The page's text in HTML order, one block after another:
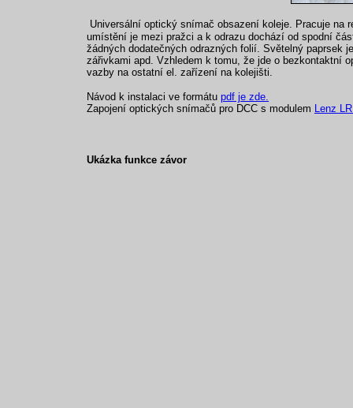
Universální optický snímač obsazení koleje. Pracuje na
umístění je mezi pražci a k odrazu dochází od spodní
žádných dodatečných odrazných folií. Světelný paprsek
zářivkami apd. Vzhledem k tomu, že jde o bezkontaktní
vazby na ostatní el. zařízení na kolejišti.
Návod k instalaci ve formátu pdf je zde.
Zapojení optických snímačů pro DCC s modulem Lenz
Ukázka funkce závor